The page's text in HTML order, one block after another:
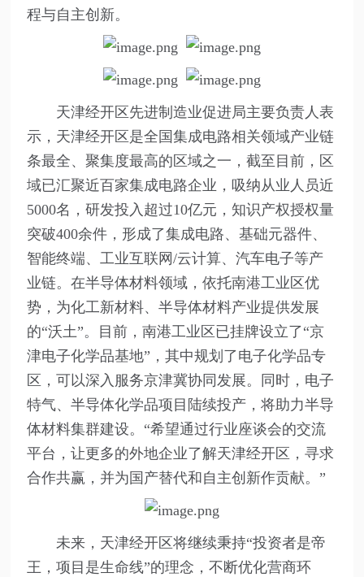
程与自主创新。
天津经开区先进制造业促进局主要负责人表
示，天津经开区是全国集成电路相关领域产业链
条最全、聚集度最高的区域之一，截至目前，区
域已汇聚近百家集成电路企业，吸纳从业人员近
5000名，研发投入超过10亿元，知识产权授权量
突破400余件，形成了集成电路、基础元器件、
智能终端、工业互联网/云计算、汽车电子等产
业链。在半导体材料领域，依托南港工业区优
势，为化工新材料、半导体材料产业提供发展
的“沃土”。目前，南港工业区已挂牌设立了“京
津电子化学品基地”，其中规划了电子化学品专
区，可以深入服务京津冀协同发展。同时，电子
特气、半导体化学品项目陆续投产，将助力半导
体材料集群建设。“希望通过行业座谈会的交流
平台，让更多的外地企业了解天津经开区，寻求
合作共赢，并为国产替代和自主创新作贡献。”
未来，天津经开区将继续秉持“投资者是帝
王，项目是生命线”的理念，不断优化营商环